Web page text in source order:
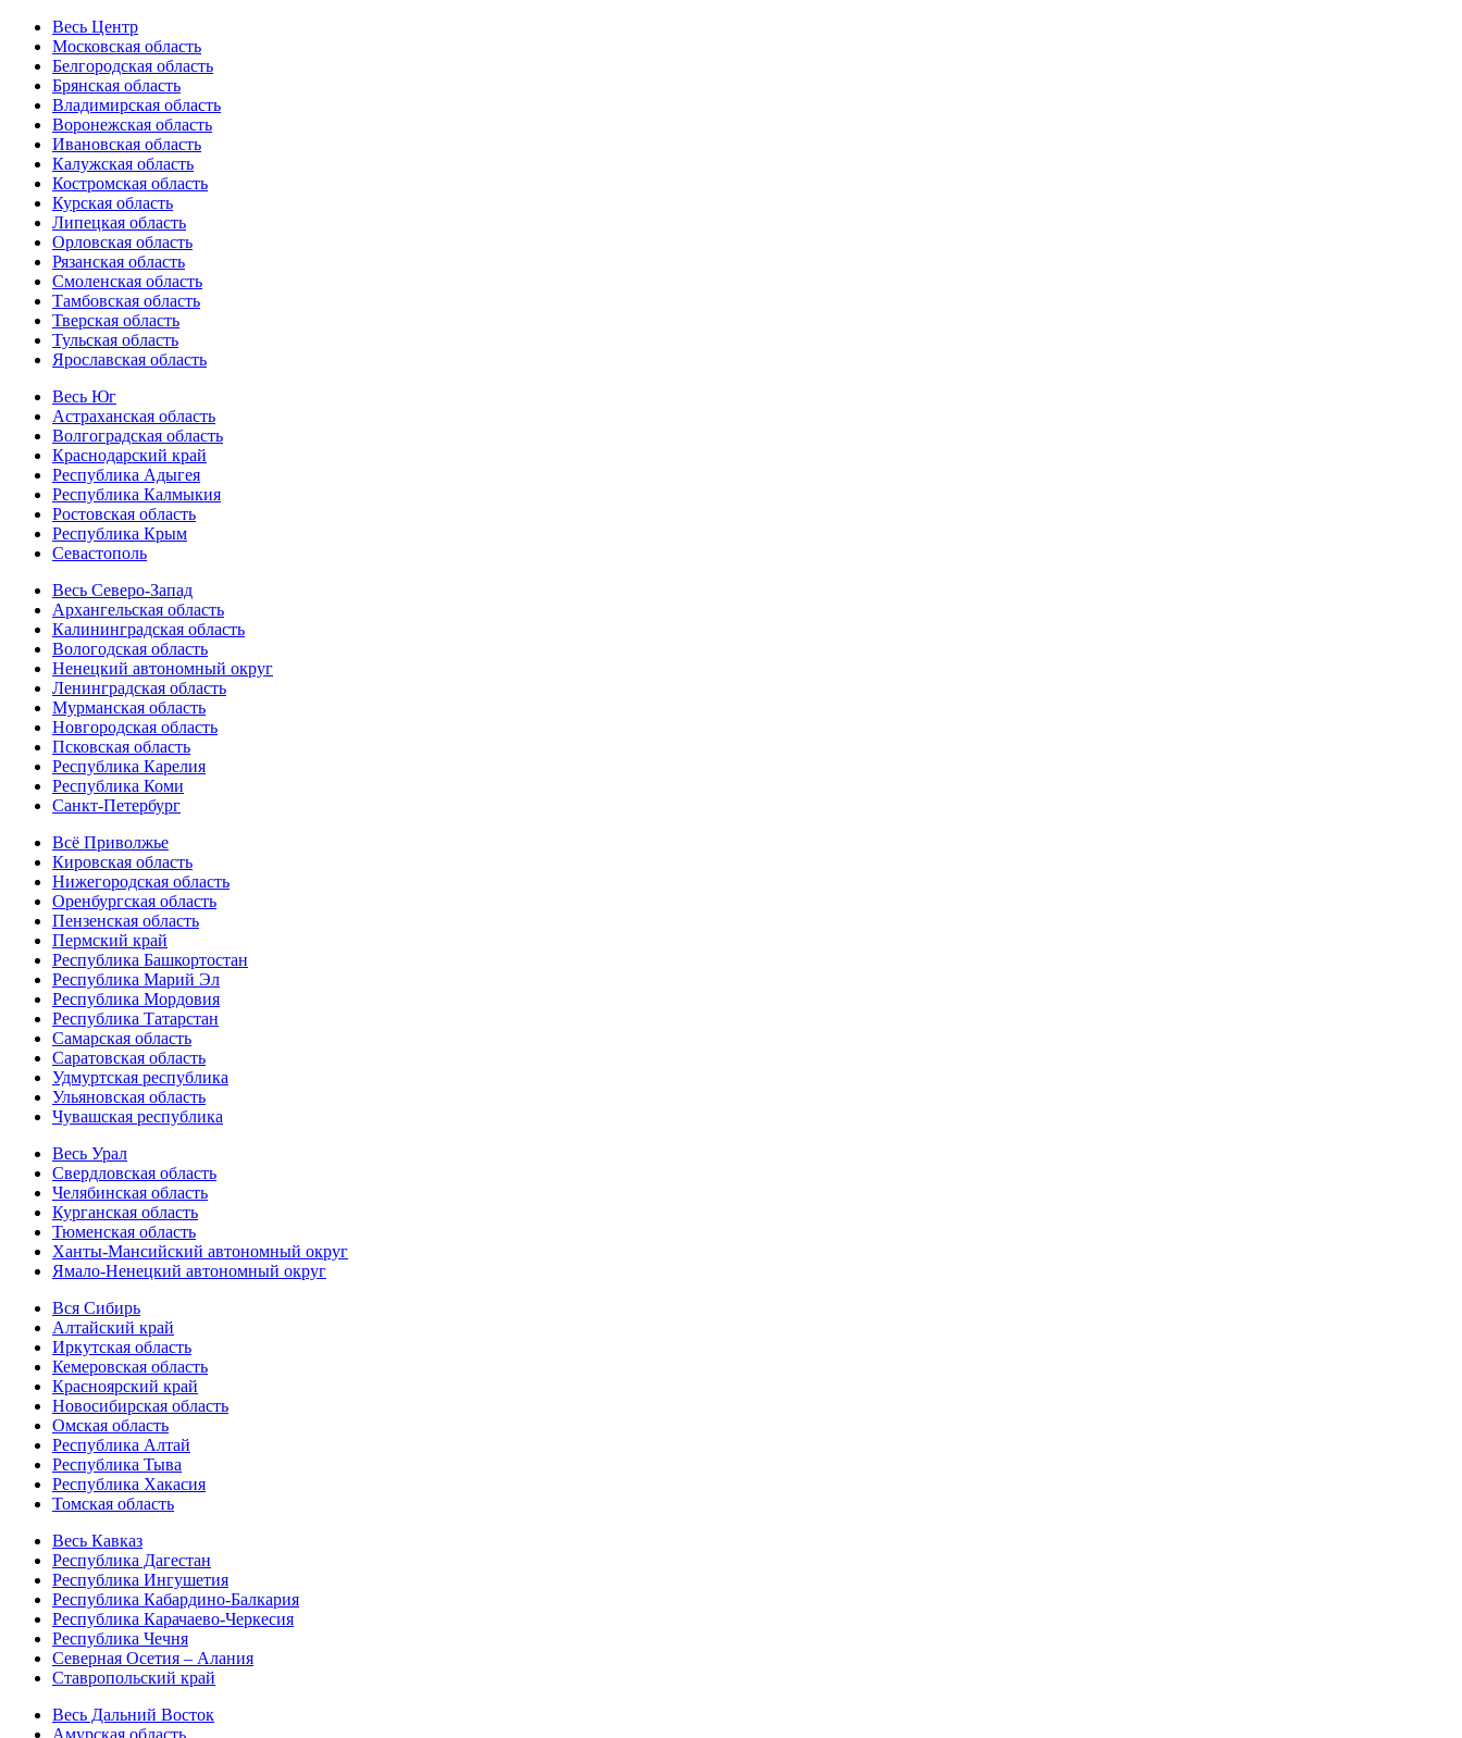
Весь Центр
Московская область
Белгородская область
Брянская область
Владимирская область
Воронежская область
Ивановская область
Калужская область
Костромская область
Курская область
Липецкая область
Орловская область
Рязанская область
Смоленская область
Тамбовская область
Тверская область
Тульская область
Ярославская область
Весь Юг
Астраханская область
Волгоградская область
Краснодарский край
Республика Адыгея
Республика Калмыкия
Ростовская область
Республика Крым
Севастополь
Весь Северо-Запад
Архангельская область
Калининградская область
Вологодская область
Ненецкий автономный округ
Ленинградская область
Мурманская область
Новгородская область
Псковская область
Республика Карелия
Республика Коми
Санкт-Петербург
Всё Приволжье
Кировская область
Нижегородская область
Оренбургская область
Пензенская область
Пермский край
Республика Башкортостан
Республика Марий Эл
Республика Мордовия
Республика Татарстан
Самарская область
Саратовская область
Удмуртская республика
Ульяновская область
Чувашская республика
Весь Урал
Свердловская область
Челябинская область
Курганская область
Тюменская область
Ханты-Мансийский автономный округ
Ямало-Ненецкий автономный округ
Вся Сибирь
Алтайский край
Иркутская область
Кемеровская область
Красноярский край
Новосибирская область
Омская область
Республика Алтай
Республика Тыва
Республика Хакасия
Томская область
Весь Кавказ
Республика Дагестан
Республика Ингушетия
Республика Кабардино-Балкария
Республика Карачаево-Черкесия
Республика Чечня
Северная Осетия – Алания
Ставропольский край
Весь Дальний Восток
Амурская область